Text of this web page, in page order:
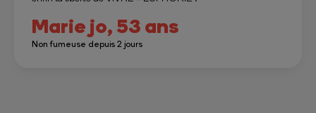
Marie jo,53 ans
Non fumeuse depuis 2 jours